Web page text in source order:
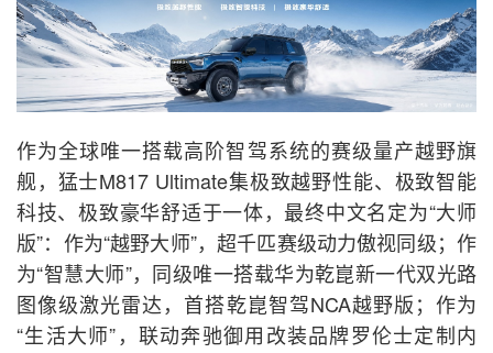
作为全球唯一搭载高阶智驾系统的赛级量产越野旗
舰，猛士M817 Ultimate集极致越野性能、极致智能
科技、极致豪华舒适于一体，最终中文名定为“大师
版”：作为“越野大师”，超千匹赛级动力傲视同级；作
为“智慧大师”，同级唯一搭载华为乾崑新一代双光路
图像级激光雷达，首搭乾崑智驾NCA越野版；作为
“生活大师”，联动奔驰御用改装品牌罗伦士定制内